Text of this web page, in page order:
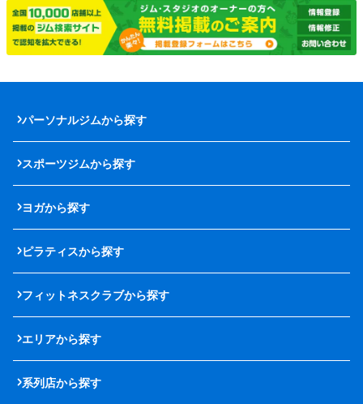
パーソナルジムから探す
スポーツジムから探す
ヨガから探す
ピラティスから探す
フィットネスクラブから探す
エリアから探す
系列店から探す